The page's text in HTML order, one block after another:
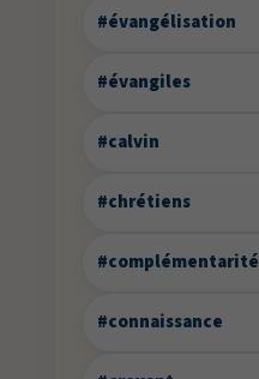
#évangélisation
#évangiles
#calvin
#chrétiens
#complémentarité
#connaissance